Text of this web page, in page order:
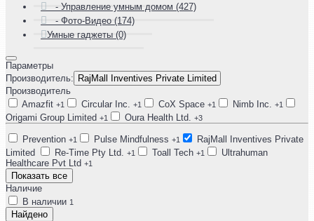
- Управление умным домом (427)
- Фото-Видео (174)
Умные гаджеты (0)
Параметры
Производитель: RajMall Inventives Private Limited
Производитель
Amazfit +1 Circular Inc. +1 CoX Space +1 Nimb Inc. +1
Origami Group Limited +1 Oura Health Ltd. +3
Prevention +1 Pulse Mindfulness +1
RajMall Inventives Private
Limited
Re-Time Pty Ltd. +1 Toall Tech +1
Ultrahuman
Healthcare Pvt Ltd +1
Показать все
Наличие
В наличии 1
Найдено